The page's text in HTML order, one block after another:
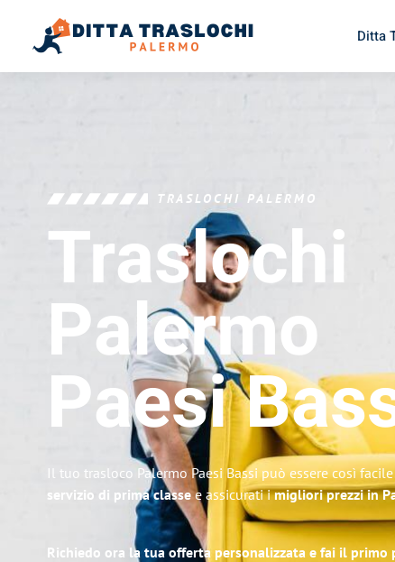
Ditta
TRASLOCHI PALERMO
Traslochi
Palermo
Paesi
Il tuo trasloco Palermo Paesi Bassi può essere così
servizio di prima classee assicurati imigliori prezzi in
Richiedo ora la tua offerta personalizzata e fai il primo